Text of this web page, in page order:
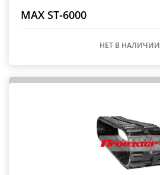
MAX ST-6000
НЕТ В НАЛИЧИИ